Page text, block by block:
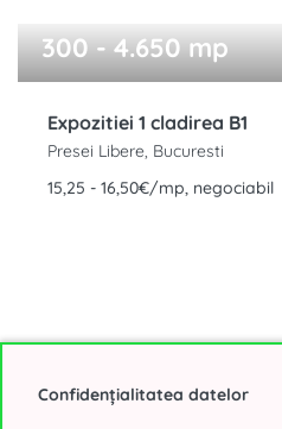
300 - 4.650 mp
Expozitiei 1 cladirea B1
Presei Libere, Bucuresti
15,25 - 16,50€/mp, negociabil
Confidențialitatea datelor